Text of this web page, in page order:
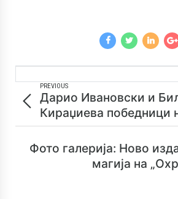
PREVIOUS
Дарио Ивановски и
Кираџиева победници
Фото галерија: Ново
магија на